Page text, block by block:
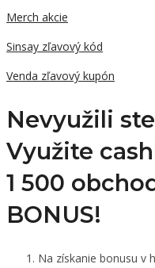
Merch akcie
Sinsay zľavový kód
Venda zľavový kupón
Nevyužili
Využite
1 500
BONUS!
Na získanie bonusu v